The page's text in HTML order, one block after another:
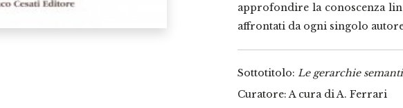
approfondire la conoscenza
affrontati da ogni singolo
Sottotitolo: Le gerarchie
Curatore: A cura di A. Ferrari